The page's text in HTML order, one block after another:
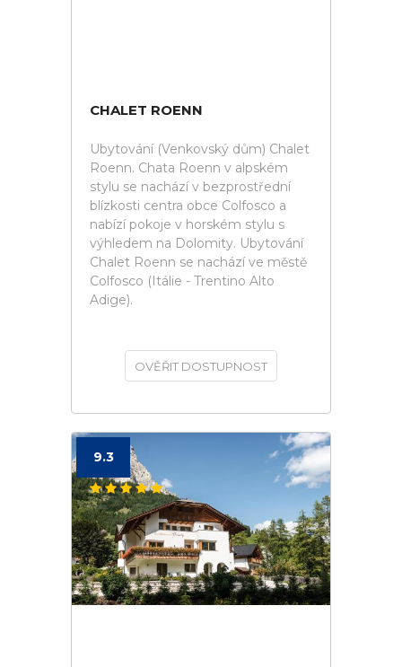
CHALET ROENN
Ubytování (Venkovský dům) Chalet
Roenn. Chata Roenn v alpském
stylu se nachází v bezprostřední
blízkosti centra obce Colfosco a
nabízí pokoje v horském stylu s
výhledem na Dolomity. Ubytování
Chalet Roenn se nachází ve městě
Colfosco (Itálie - Trentino Alto
Adige).
OVĚŘIT DOSTUPNOST
9.3